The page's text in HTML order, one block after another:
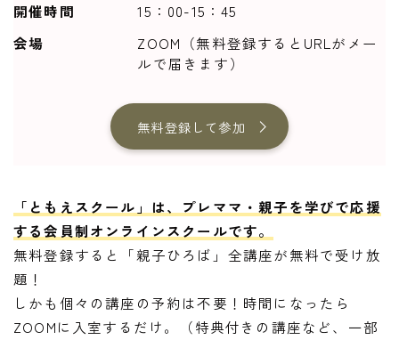
開催時間
15：00-15：45
会場
ZOOM（無料登録するとURLがメー
ルで届きます）
無料登録して参加
「ともえスクール」は、プレママ・親子を学びで応援
する会員制オンラインスクールです。
無料登録すると「親子ひろば」全講座が無料で受け放
題！
しかも個々の講座の予約は不要！時間になったら
ZOOMに入室するだけ。（特典付きの講座など、一部